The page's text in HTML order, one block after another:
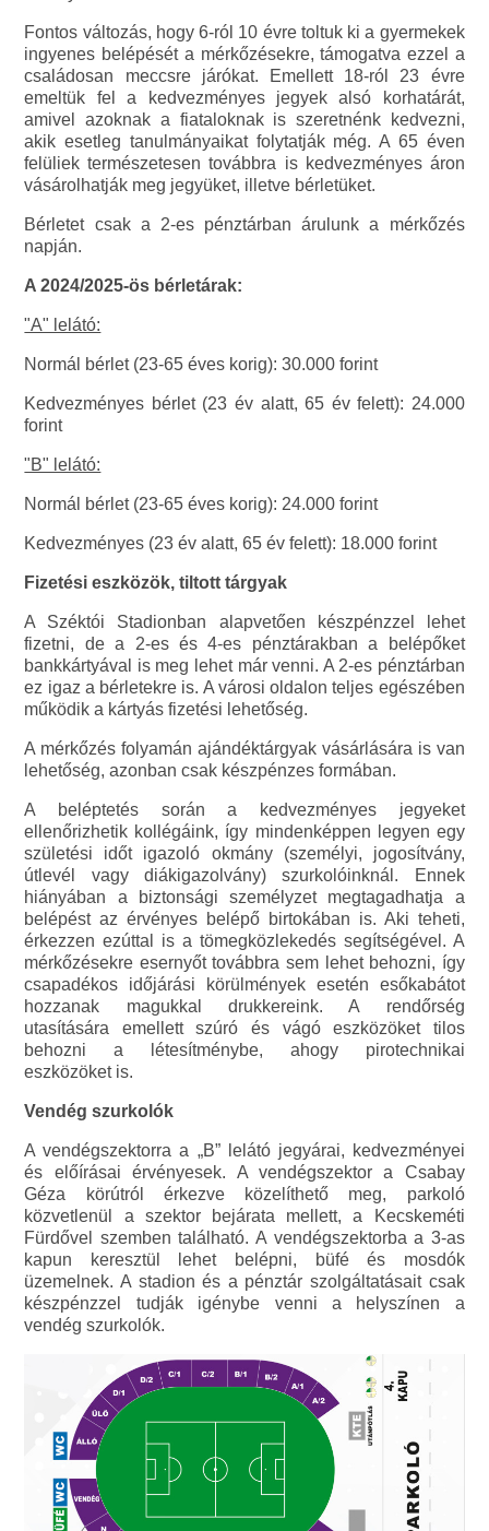
Fontos változás, hogy 6-ról 10 évre toltuk ki a gyermekek
ingyenes belépését a mérkőzésekre, támogatva ezzel a
családosan meccsre járókat. Emellett 18-ról 23 évre
emeltük fel a kedvezményes jegyek alsó korhatárát,
amivel azoknak a fiataloknak is szeretnénk kedvezni,
akik esetleg tanulmányaikat folytatják még. A 65 éven
felüliek természetesen továbbra is kedvezményes áron
vásárolhatják meg jegyüket, illetve bérletüket.
Bérletet csak a 2-es pénztárban árulunk a mérkőzés
napján.
A 2024/2025-ös bérletárak:
"A" lelátó:
Normál bérlet (23-65 éves korig): 30.000 forint
Kedvezményes bérlet (23 év alatt, 65 év felett): 24.000
forint
"B" lelátó:
Normál bérlet (23-65 éves korig): 24.000 forint
Kedvezményes (23 év alatt, 65 év felett): 18.000 forint
Fizetési eszközök, tiltott tárgyak
A Széktói Stadionban alapvetően készpénzzel lehet
fizetni, de a 2-es és 4-es pénztárakban a belépőket
bankkártyával is meg lehet már venni. A 2-es pénztárban
ez igaz a bérletekre is. A városi oldalon teljes egészében
működik a kártyás fizetési lehetőség.
A mérkőzés folyamán ajándéktárgyak vásárlására is van
lehetőség, azonban csak készpénzes formában.
A beléptetés során a kedvezményes jegyeket
ellenőrizhetik kollégáink, így mindenképpen legyen egy
születési időt igazoló okmány (személyi, jogosítvány,
útlevél vagy diákigazolvány) szurkolóinknál. Ennek
hiányában a biztonsági személyzet megtagadhatja a
belépést az érvényes belépő birtokában is. Aki teheti,
érkezzen ezúttal is a tömegközlekedés segítségével. A
mérkőzésekre esernyőt továbbra sem lehet behozni, így
csapadékos időjárási körülmények esetén esőkabátot
hozzanak magukkal drukkereink. A rendőrség
utasítására emellett szúró és vágó eszközöket tilos
behozni a létesítménybe, ahogy pirotechnikai
eszközöket is.
Vendég szurkolók
A vendégszektorra a „B” lelátó jegyárai, kedvezményei
és előírásai érvényesek. A vendégszektor a Csabay
Géza körútról érkezve közelíthető meg, parkoló
közvetlenül a szektor bejárata mellett, a Kecskeméti
Fürdővel szemben található. A vendégszektorba a 3-as
kapun keresztül lehet belépni, büfé és mosdók
üzemelnek. A stadion és a pénztár szolgáltatásait csak
készpénzzel tudják igénybe venni a helyszínen a
vendég szurkolók.